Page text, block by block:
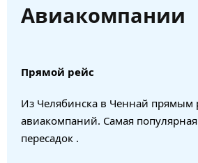
Авиакомпании
Прямой рейс
Из Челябинска в Ченнай прямым
авиакомпаний. Самая
пересадок .